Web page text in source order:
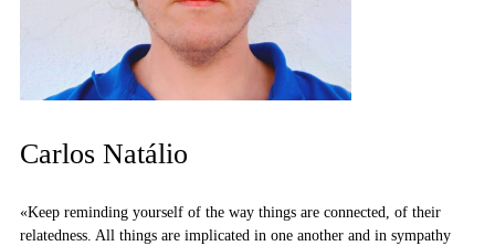
Carlos Natálio
«Keep reminding yourself of the way things are connected, of their
relatedness. All things are implicated in one another and in sympathy